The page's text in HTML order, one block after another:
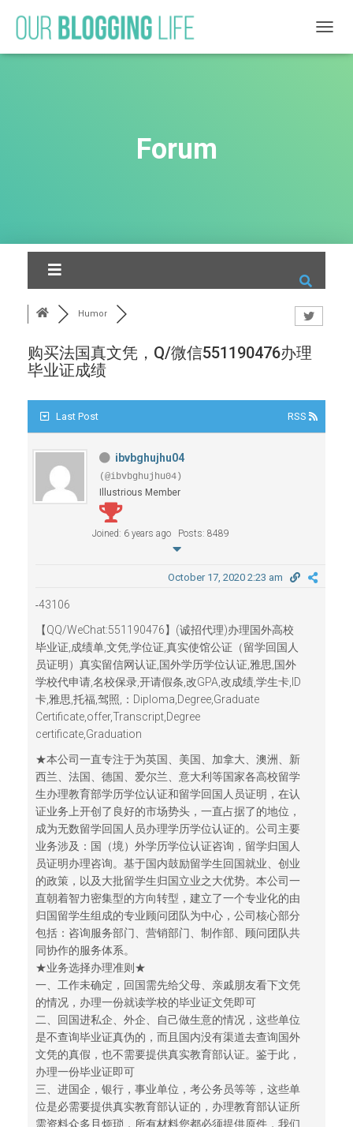
O
Forum
Humor
购买法国真文凭，Q/微信551190476办理
毕业证成绩
Last Post RSS
ibvbghujhu04
(@ibvbghujhu04)
Illustrious Member
Joined: 6 years ago Posts: 8489
October 17, 2020 2:23 am
-43106
【QQ/WeChat:551190476】(诚招代理)办理国外高校
毕业证,成绩单,文凭,学位证,真实使馆公证（留学回国人
员证明）真实留信网认证,国外学历学位认证,雅思,国外
学校代申请,名校保录,开请假条,改GPA,改成绩,学生卡,ID
卡,雅思,托福,驾照,：Diploma,Degree,Graduate
Certificate,offer,Transcript,Degree
certificate,Graduation
★本公司一直专注于为英国、美国、加拿大、澳洲、新
西兰、法国、德国、爱尔兰、意大利等国家各高校留学
生办理教育部学历学位认证和留学回国人员证明，在认
证业务上开创了良好的市场势头，一直占据了的地位，
成为无数留学回国人员办理学历学位认证的。公司主要
业务涉及：国（境）外学历学位认证咨询，留学归国人
员证明办理咨询。基于国内鼓励留学生回国就业、创业
的政策，以及大批留学生归国立业之大优势。本公司一
直朝着智力密集型的方向转型，建立了一个专业化的由
归国留学生组成的专业顾问团队为中心，公司核心部分
包括：咨询服务部门、营销部门、制作部、顾问团队共
同协作的服务体系。
★业务选择办理准则★
一、工作未确定，回国需先给父母、亲戚朋友看下文凭
的情况，办理一份就读学校的毕业证文凭即可
二、回国进私企、外企、自己做生意的情况，这些单位
是不查询毕业证真伪的，而且国内没有渠道去查询国外
文凭的真假，也不需要提供真实教育部认证。鉴于此，
办理一份毕业证即可
三、进国企，银行，事业单位，考公务员等等，这些单
位是必需要提供真实教育部认证的，办理教育部认证所
需资料众多且烦琐，所有材料您都必须提供原件，我们